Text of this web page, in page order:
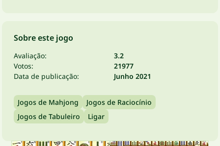
Sobre este jogo
Avaliação:
3.2
Votos:
21977
Data de publicação:
Junho 2021
Jogos de Mahjong
Jogos de Raciocínio
Jogos de Tabuleiro
Ligar